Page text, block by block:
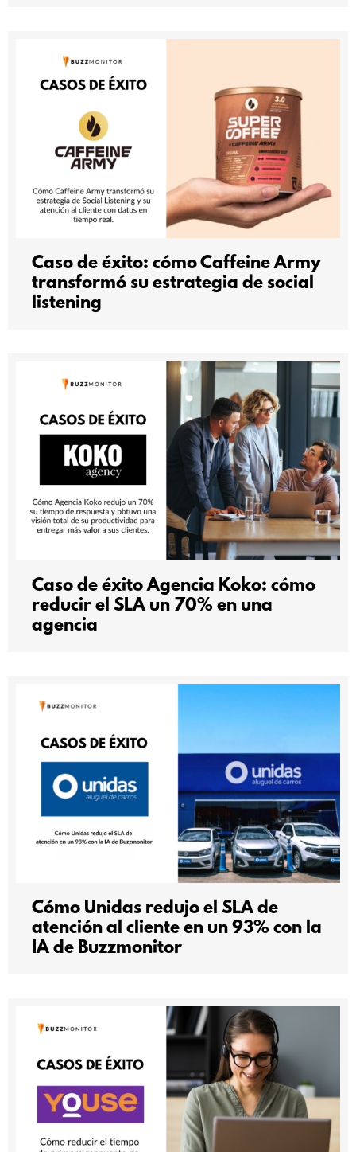
Caso de éxito: cómo Caffeine Army
transformó su estrategia de social
listening
Caso de éxito Agencia Koko: cómo
reducir el SLA un 70% en una
agencia
Cómo Unidas redujo el SLA de
atención al cliente en un 93% con la
IA de Buzzmonitor